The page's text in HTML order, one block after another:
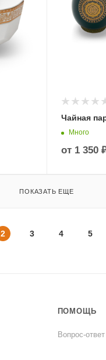
Чайная
Много
от 1 350
ПОКАЗАТЬ ЕЩЕ
2 3 4 5
ПОМОЩЬ
Вопрос-ответ